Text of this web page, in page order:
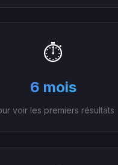
⏱️
6 mois
voir les premiers résultats